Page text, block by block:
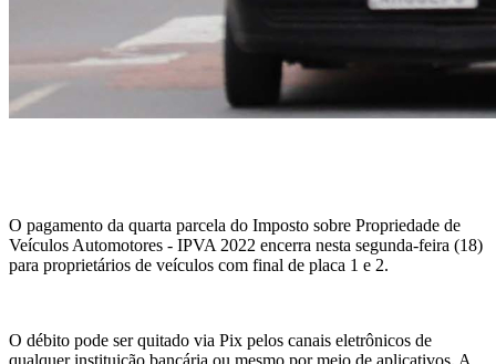
O pagamento da quarta parcela do Imposto sobre Propriedade de
Veículos Automotores - IPVA 2022 encerra nesta segunda-feira (18)
para proprietários de veículos com final de placa 1 e 2.
O débito pode ser quitado via Pix pelos canais eletrônicos de
qualquer instituição bancária ou mesmo por meio de aplicativos. A